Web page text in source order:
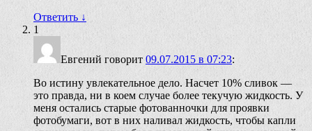
Ответить ↓
1
Евгений говорит 09.07.2015 в 07:23:
Во истину увлекательное дело. Насчет 10% сливок —
это правда, ни в коем случае более текучую жидкость. У
меня остались старые фотованночки для проявки
фотобумаги, вот в них наливал жидкость, чтобы капли